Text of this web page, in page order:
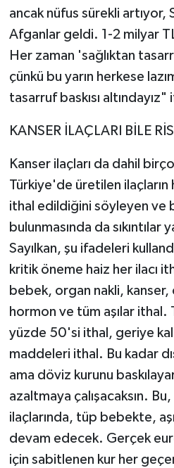
ancak nüfus sürekli artıyor,
Afganlar geldi. 1-2 milyar
Her zaman 'sağlıktan
çünkü bu yarın herkese
tasarruf baskısı altındayız"
KANSER İLAÇLARI BİLE
Kanser ilaçları da dahil
Türkiye'de üretilen
ithal edildiğini söyleyen ve
bulunmasında da sıkıntılar
Sayılkan, şu ifadeleri
kritik öneme haiz her ilacı
bebek, organ nakli, kanser,
hormon ve tüm aşılar ithal.
yüzde 50'si ithal, geriye
maddeleri ithal. Bu kadar
ama döviz kurunu
azaltmaya çalışacaksın.
ilaçlarında, tüp bebekte,
devam edecek. Gerçek
için sabitlenen kur her